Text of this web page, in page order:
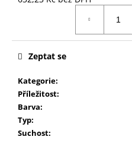
Kategorie:
Příležitost:
Barva:
Typ:
Suchost:
Zeptat se
u
e
m
e
TRAMÍN
ČERVENÝ